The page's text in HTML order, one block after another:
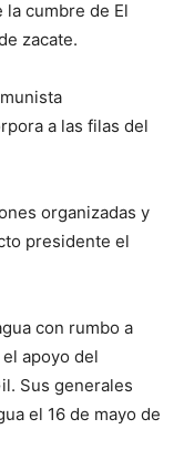
la cumbre de El
zacate.
a las filas del
organizadas y
presidente el
con rumbo a
apoyo del
Sus generales
el 16 de mayo de